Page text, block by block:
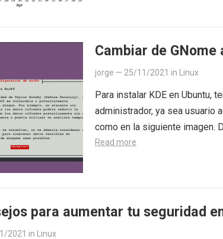
Cambiar de GNome
jorge — 25/11/2021 in Linux
Para instalar KDE en Ubuntu,
administrador, ya sea usuario
como en la siguiente imagen.
Read more
para aumentar tu seguridad
2021 in Linux